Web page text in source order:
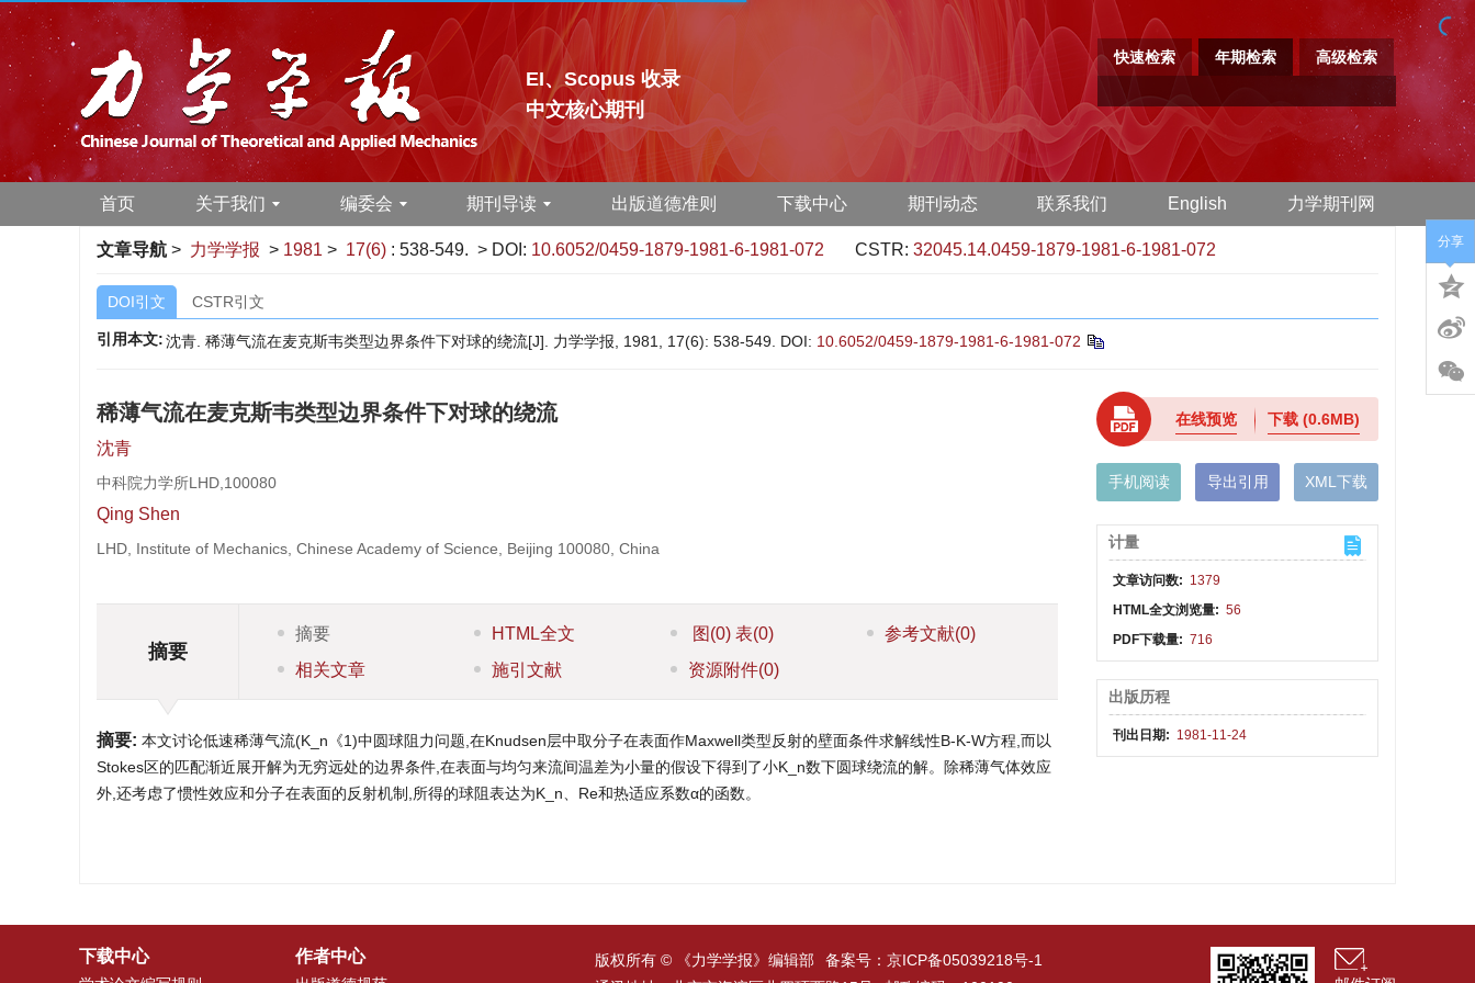
EI、Scopus 收录
中文核心期刊
快速检索 年期检索 高级检索
首页 关于我们 编委会 期刊导读 出版道德准则 下载中心 期刊动态 联系我们 English 力学期刊网
文章导航 > 力学学报 > 1981 > 17(6) : 538-549. > DOI: 10.6052/0459-1879-1981-6-1981-072 CSTR: 32045.14.0459-1879-1981-6-1981-072
DOI引文 CSTR引文
引用本文:沈青. 稀薄气流在麦克斯韦类型边界条件下对球的绕流[J]. 力学学报, 1981, 17(6): 538-549. DOI: 10.6052/0459-1879-1981-6-1981-072
稀薄气流在麦克斯韦类型边界条件下对球的绕流
沈青
中科院力学所LHD,100080
Qing Shen
LHD, Institute of Mechanics, Chinese Academy of Science, Beijing 100080, China
摘要
摘要 HTML全文 图 (0) 表(0) 参考文献(0)
相关文章
施引文献 资源附件(0)
摘要: 本文讨论低速稀薄气流(K_n《1)中圆球阻力问题,在Knudsen层中取分子在表面作Maxwell类型反射的壁面条件求解线性B-K-W方程,而以
Stokes区的匹配渐近展开解为无穷远处的边界条件,在表面与均匀来流间温差为小量的假设下得到了小K_n数下圆球绕流的解。除稀薄气体效应
外,还考虑了惯性效应和分子在表面的反射机制,所得的球阻表达为K_n、Re和热适应系数α的函数。
在线预览 下载(0.6MB)
手机阅读 导出引用 XML下载
计量
文章访问数: 1379
HTML全文浏览量: 56
PDF下载量: 716
出版历程
刊出日期: 1981-11-24
分享
下载中心 作者中心 版权所有 © 《力学学报》编辑部 备案号： 京ICP备05039218号-1